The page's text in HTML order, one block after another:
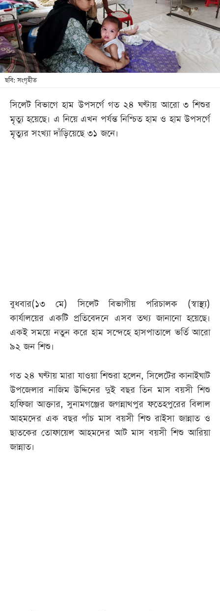
খেলা
বিনোদন
লাইফ
স্টাইল
শিক্ষা
বিভাগ
পেপার
ছবি: সংগৃহীত
সিলেট বিভাগে হাম উপসর্গে গত ২৪ ঘণ্টায় আরো ৩ শিশুর
মৃত্যু হয়েছে। এ নিয়ে এখন পর্যন্ত নিশ্চিত হাম ও হাম উপসর্গে
মৃত্যুর সংখ্যা দাঁড়িয়েছে ৩১ জনে।
বুধবার(১৩ মে) সিলেট বিভাগীয় পরিচালক (স্বাস্থ্য)
কার্যালয়ের একটি প্রতিবেদনে এসব তথ্য জানানো হয়েছে।
একই সময়ে নতুন করে হাম সন্দেহে হাসপাতালে ভর্তি আরো
৯২ জন শিশু।
গত ২৪ ঘণ্টায় মারা যাওয়া শিশুরা হলেন, সিলেটের কানাইঘাট
উপজেলার নাজিম উদ্দিনের দুই বছর তিন মাস বয়সী শিশু
হাফিজা আক্তার, সুনামগঞ্জের জগন্নাথপুর ফতেহপুরের বিলাল
আহমদের এক বছর পাঁচ মাস বয়সী শিশু রাইসা জান্নাত ও
ছাতকের তোফায়েল আহমদের আট মাস বয়সী শিশু আরিয়া
জান্নাত।